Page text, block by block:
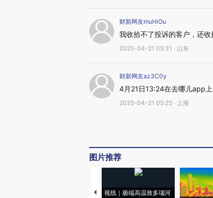
财新网友muHiOu
我收拾不了投诉的客户，还收
2025-04-21 05:31 · 山东
财新网友az3C0y
4月21日13:24在去哪儿app
2025-04-21 05:25 · 上海
图片推荐
视线｜极端高温致多瑙河